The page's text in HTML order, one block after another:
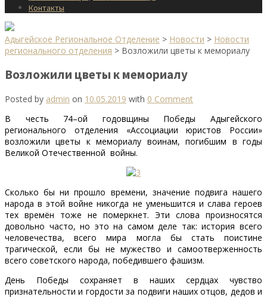
Контакты
Адыгейское Региональное Отделение > Новости > Новости
регионального отделения > Возложили цветы к мемориалу
Возложили цветы к мемориалу
Posted by admin on 10.05.2019 with 0 Comment
В честь 74–ой годовщины Победы Адыгейского
регионального отделения «Ассоциации юристов России»
возложили цветы к мемориалу воинам, погибшим в годы
Великой Отечественной войны.
Сколько бы ни прошло времени, значение подвига нашего
народа в этой войне никогда не уменьшится и слава героев
тех времён тоже не померкнет. Эти слова произносятся
довольно часто, но это на самом деле так: история всего
человечества, всего мира могла бы стать поистине
трагической, если бы не мужество и самоотверженность
всего советского народа, победившего фашизм.
День Победы сохраняет в наших сердцах чувство
признательности и гордости за подвиги наших отцов, дедов и